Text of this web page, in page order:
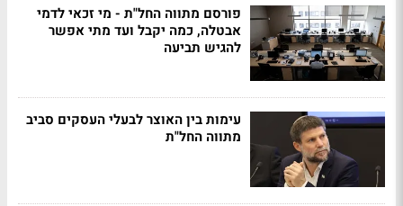
פורסם מתווה החל"ת - מי זכאי לדמי
אבטלה, כמה יקבל ועד מתי אפשר
להגיש תביעה
עימות בין האוצר לבעלי העסקים סביב
מתווה החל"ת